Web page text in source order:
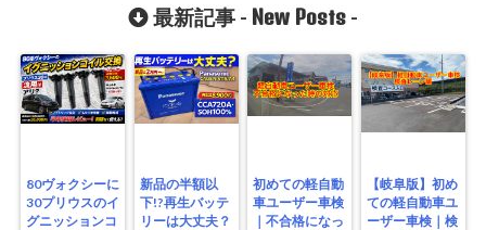
最新記事 - New Posts -
80ヴォクシーに
30プリウスのイ
グニッションコ
新品の半額以
下!?再生バッテ
リーは大丈夫？
初めての軽自動
車ユーザー車検
｜不合格になっ
【岐阜版】初め
ての軽自動車ユ
ーザー車検｜検